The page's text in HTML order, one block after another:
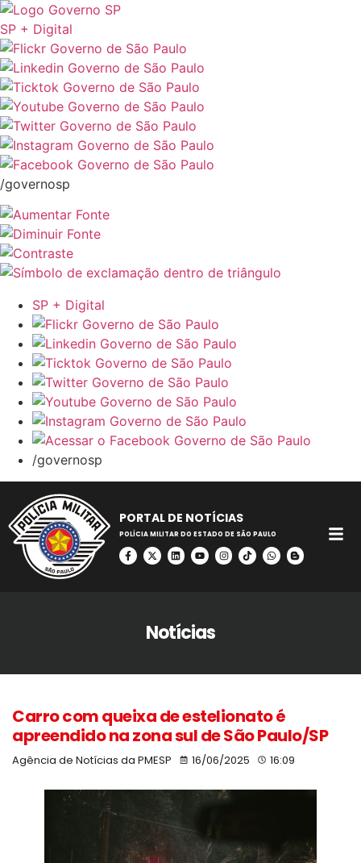
SP + Digital
/governosp
SP + Digital
/governosp
PORTAL DE NOTÍCIAS
POLÍCIA MILITAR DO ESTADO DE SÃO PAULO
Notícias
Carro com queixa de estelionato é
apreendido na zona sul de São Paulo/SP
Agência de Notícias da PMESP 16/06/2025 16:09